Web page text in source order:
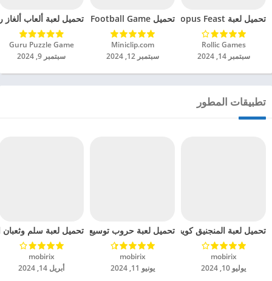
تحميل لعبة Octopus Feast مهكرة للاندرويد 2024
Rollic Games‏
سبتمبر 14, 2024
تحميل Soccer Hero PvP Football Game مهكرة للاندرويد 2024
Miniclip.com‏
سبتمبر 12, 2024
تحميل لعبة ألعاب ألغاز
Guru Puzzle Game‏
سبتمبر 9, 2024
تطبيقات المطور
تحميل لعبة المنجنيق كويست مهكرة للاندرويد 2024
mobirix‏
يوليو 10, 2024
تحميل لعبة حروب توسيع الخلايا مهكرة للاندرويد 2024
mobirix‏
يونيو 11, 2024
تحميل لعبة سلم وثعبان الملك مهكرة للاندرويد 2024
mobirix‏
أبريل 14, 2024